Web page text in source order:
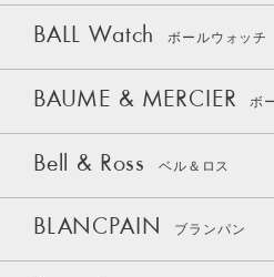
BALL Watch ボールウォッチ
BAUME & MERCIER ボ
Bell & Ross ベル＆ロス
BLANCPAIN ブランパン